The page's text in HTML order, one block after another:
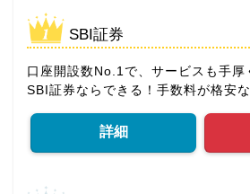
SBI証券
口座開設数No.1で、サービスも手厚
SBI証券ならできる！手数料が格安な
詳細